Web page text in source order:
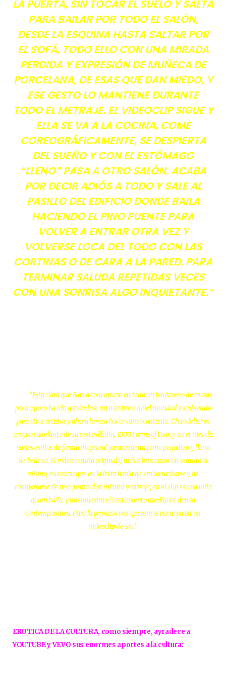
LA PUERTA, SIN TOCAR EL SUELO Y SALTA
PARA BAILAR POR TODO EL SALÓN,
DESDE LA ESQUINA HASTA SALTAR POR
EL SOFÁ, TODO ELLO CON UNA MIRADA
PERDIDA Y EXPRESIÓN DE MUÑECA DE
PORCELANA, DE ESAS QUE DAN MIEDO, Y
ESE GESTO LO MANTIENE DURANTE
TODO EL METRAJE. EL VIDEOCLIP SIGUE Y
ELLA SE VA A LA COCINA, COME
COREOGRÁFICAMENTE, SE DESPIERTA
DEL SUEÑO Y CON EL ESTÓMAGO
“LLENO” PASA A OTRO SALÓN. ACABA
POR DECIR ADIÓS A TODO Y SALE AL
PASILLO DEL EDIFICIO DONDE BAILA
HACIENDO EL PINO PUENTE PARA
VOLVER A ENTRAR OTRA VEZ Y
VOLVERSE LOCA DEL TODO CON LAS
CORTINAS O DE CARA A LA PARED. PARA
TERMINAR SALUDA REPETIDAS VECES
CON UNA SONRISA ALGO INQUIETANTE.”
“Está claro que Sia va convertirse en todo un fenómeno de masas,
poco a poco ha ido ganándose un nombre a nivel mundial escribiendo
para otros artistas y ahora lo va a hacer como cantante. Chandelier es
un gran adelanto de su sexto álbum, 1000 Forms of Fear, y en el mezcla
varios estilos de forma magistral para crear un tema pegadizo y lleno
de belleza. El vídeo resulta original y más si buscamos un sentido al
mismo, mientras que en la letra habla de emborracharse y de
comportarse de una forma algo infantil y salvaje, en el clip es una niña
quien baila y nos muestra el sentimiento mediante danza
contemporánea. Para la próxima vez queremos ver a Sia en un
videoclip de Sia.”
EROTICA DE LA CULTURA, como siempre, ayradece a
YOUTUBE y VEVO sus enormes aportes a la cultura: